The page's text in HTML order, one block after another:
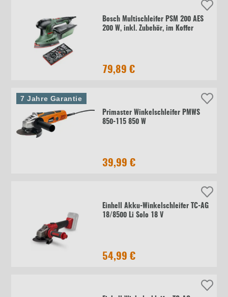
Bosch Multischleifer PSM 200 AES
200 W, inkl. Zubehör, im Koffer
79,89 €
Primaster Winkelschleifer PMWS
850-115 850 W
39,99 €
7 Jahre Garantie
Einhell Akku-Winkelschleifer TC-AG
18/8500 Li Solo 18 V
54,99 €